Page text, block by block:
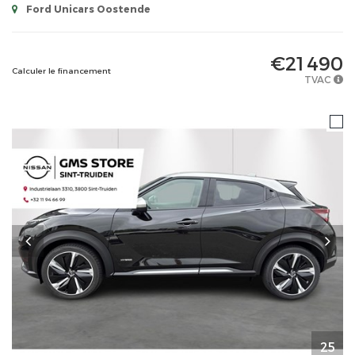
Ford Unicars Oostende
Calculer le financement €21 490
TVAC
25